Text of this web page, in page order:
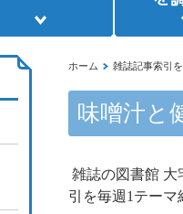
ホーム 雑誌記事索引
味噌汁と
雑誌の図書館 大
引を毎週1テーマ